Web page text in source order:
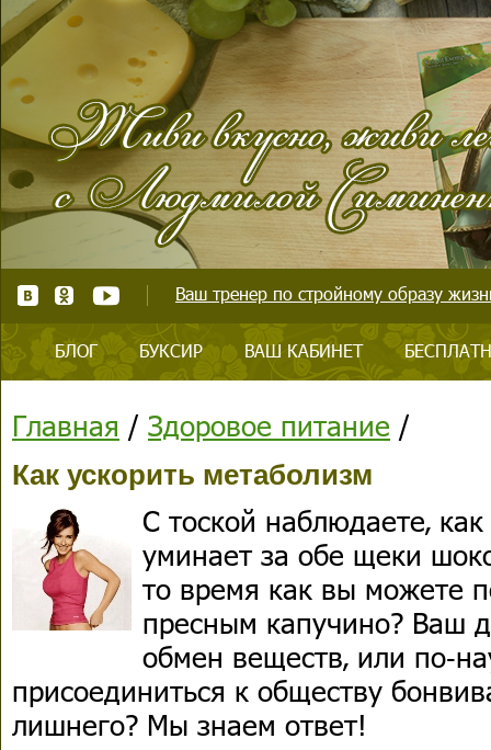
Ваш тренер по стройному образу
БЛОГ БУКСИР ВАШ КАБИНЕТ
Главная / Здоровое питание /
Как ускорить метаболизм
С тоской наблюдаете‚
уминает за обе щеки
то время как вы можете
пресным капучино? Ваш
обмен веществ‚ или
присоединиться к обществу
лишнего? Мы знаем ответ!